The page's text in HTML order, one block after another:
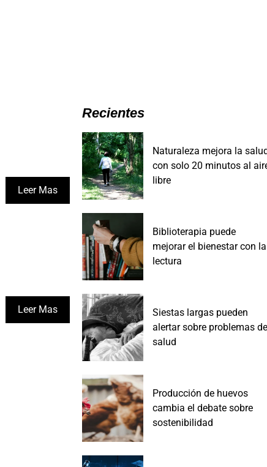
Leer Mas
Leer Mas
Recientes
Naturaleza mejora la
con solo 20 minutos al
libre
Biblioterapia puede
mejorar el bienestar con la
lectura
Siestas largas pueden
alertar sobre problemas de
salud
Producción de huevos
cambia el debate sobre
sostenibilidad